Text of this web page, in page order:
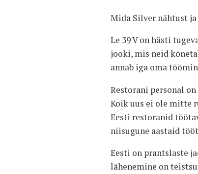
Mida Silver nähtust
Le 39 V on hästi
jooki, mis neid
annab iga oma
Restorani personal
Kõik uus ei ole mitte
Eesti restoranid
niisugune aastaid
Eesti on prantslaste
lähenemine on